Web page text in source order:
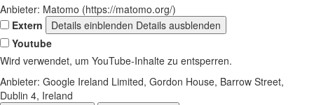
Anbieter: Matomo (https://matomo.org/)
Extern
Details einblenden Details ausblenden
Youtube
Wird verwendet, um YouTube-Inhalte zu entsperren.
Anbieter: Google Ireland Limited, Gordon House, Barrow Street,
Dublin 4, Ireland